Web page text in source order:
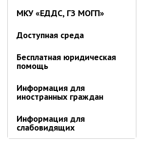
МКУ «ЕДДС, ГЗ МОГП»
Доступная среда
Бесплатная юридическая
помощь
Информация для
иностранных граждан
Информация для
слабовидящих